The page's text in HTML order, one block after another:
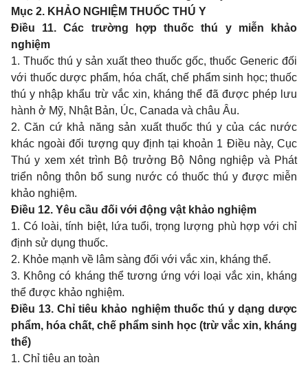
Mục 2. KHẢO NGHIỆM THUỐC THÚ Y
Điều 11. Các trường hợp thuốc thú y miễn khảo
nghiệm
1. Thuốc thú y sản xuất theo thuốc gốc, thuốc Generic đối
với thuốc dược phẩm, hóa chất, chế phẩm sinh học; thuốc
thú y nhập khẩu trừ vắc xin, kháng thể đã được phép lưu
hành ở Mỹ, Nhật Bản, Úc, Canada và châu Âu.
2. Căn cứ khả năng sản xuất thuốc thú y của các nước
khác ngoài đối tượng quy định tại khoản 1 Điều này, Cục
Thú y xem xét trình Bộ trưởng Bộ Nông nghiệp và Phát
triển nông thôn bổ sung nước có thuốc thú y được miễn
khảo nghiệm.
Điều 12. Yêu cầu đối với động vật khảo nghiệm
1. Có loài, tính biệt, lứa tuổi, trọng lượng phù hợp với chỉ
định sử dụng thuốc.
2. Khỏe mạnh về lâm sàng đối với vắc xin, kháng thể.
3. Không có kháng thể tương ứng với loại vắc xin, kháng
thể được khảo nghiệm.
Điều 13. Chỉ tiêu khảo nghiệm thuốc thú y dạng dược
phẩm, hóa chất, chế phẩm sinh học (trừ vắc xin, kháng
thể)
1. Chỉ tiêu an toàn